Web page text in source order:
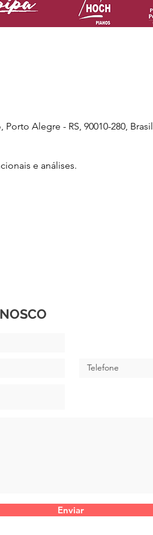
Alegre - RS, 90010-280, Brasil
e análises.
Enviar